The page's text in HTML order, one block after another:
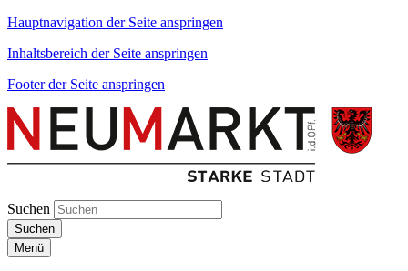
Hauptnavigation der Seite anspringen
Inhaltsbereich der Seite anspringen
Footer der Seite anspringen
Suchen
Suchen
Menü